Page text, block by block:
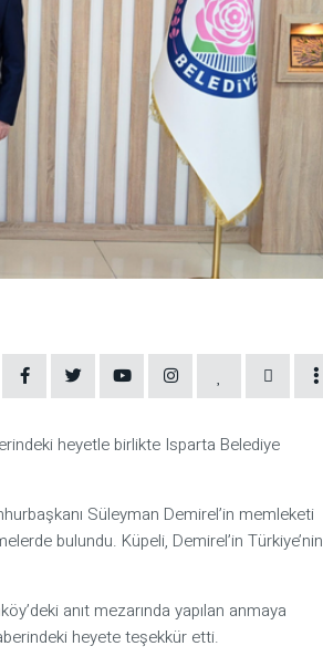
heyetle birlikte Isparta Belediye
Süleyman Demirel’in memleketi
bulundu. Küpeli, Demirel’in Türkiye’nin
anıt mezarında yapılan anmaya
heyete teşekkür etti.